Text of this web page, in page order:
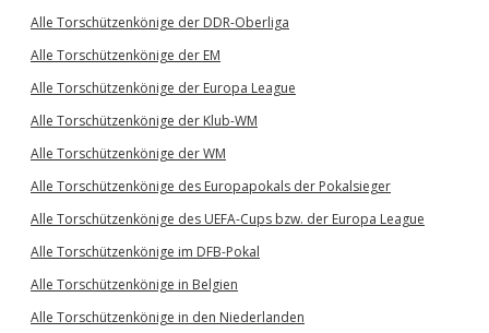
Alle Torschützenkönige der DDR-Oberliga
Alle Torschützenkönige der EM
Alle Torschützenkönige der Europa League
Alle Torschützenkönige der Klub-WM
Alle Torschützenkönige der WM
Alle Torschützenkönige des Europapokals der Pokalsieger
Alle Torschützenkönige des UEFA-Cups bzw. der Europa League
Alle Torschützenkönige im DFB-Pokal
Alle Torschützenkönige in Belgien
Alle Torschützenkönige in den Niederlanden